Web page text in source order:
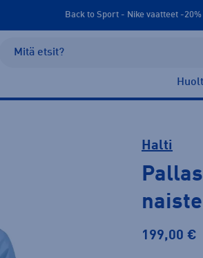
Back to Sport - Nike vaatteet -20%
Halti
199,00 €